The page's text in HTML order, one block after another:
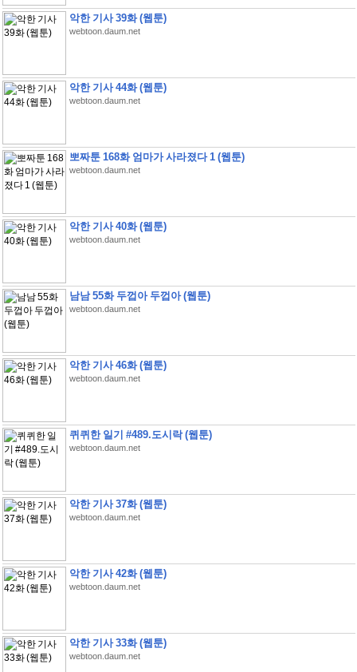
악한 기사 39화 (웹툰)
webtoon.daum.net
악한 기사 44화 (웹툰)
webtoon.daum.net
뽀짜툰 168화 엄마가 사라졌다 1 (웹툰)
webtoon.daum.net
악한 기사 40화 (웹툰)
webtoon.daum.net
남남 55화 두껍아 두껍아 (웹툰)
webtoon.daum.net
악한 기사 46화 (웹툰)
webtoon.daum.net
퀴퀴한 일기 #489.도시락 (웹툰)
webtoon.daum.net
악한 기사 37화 (웹툰)
webtoon.daum.net
악한 기사 42화 (웹툰)
webtoon.daum.net
악한 기사 33화 (웹툰)
webtoon.daum.net